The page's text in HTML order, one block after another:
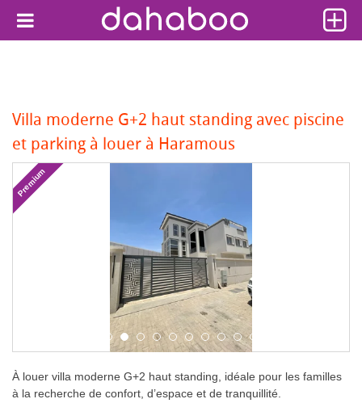
Villa moderne G+2 haut standing avec piscine
et parking à louer à Haramous
Premium
À louer villa moderne G+2 haut standing, idéale pour les familles
à la recherche de confort, d’espace et de tranquillité.